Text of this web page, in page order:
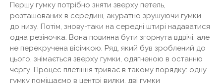
Першу гумку потрібно зняти зверху петель,
розташованих в середині, акуратно зрушуючи гумки
до низу. Потім, знову-таки на середні штирі надаватися
одна резіночка. Вона повинна бути згорнута вдвічі, але
не перекручена вісімкою. Ряд, який був зроблений до
цього, знімається зверху гумки, одягненою в останню
чергу. Процес плетіння триває в такому порядку: одну
гумку поміщаємо в центрі вилки, дві гумки